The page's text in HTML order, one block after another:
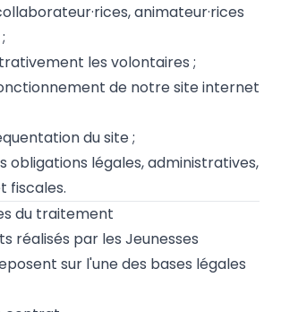
animateur·rices
les volontaires ;
de notre site internet
du site ;
obligations légales, administratives,
fiscales.
du traitement
réalisés par les Jeunesses
sur l'une des bases légales